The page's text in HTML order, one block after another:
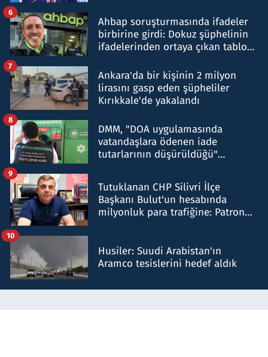
Ahbap soruşturmasında ifadeler
birbirine girdi: Dokuz şüphelinin
ifadelerinden ortaya çıkan tablo
6
Ankara'da bir kişinin 2 milyon
lirasını gasp eden şüpheliler
Kırıkkale'de yakalandı
7
DMM, "DOA uygulamasında
vatandaşlara ödenen iade
tutarlarının düşürüldüğü"
8
Tutuklanan CHP Silivri İlçe
Başkanı Bulut'un hesabında
milyonluk para trafiğine: Patron
9
Husiler: Suudi Arabistan'ın
Aramco tesislerini hedef aldık
10